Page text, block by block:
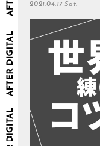
2021.04.17 Sat.